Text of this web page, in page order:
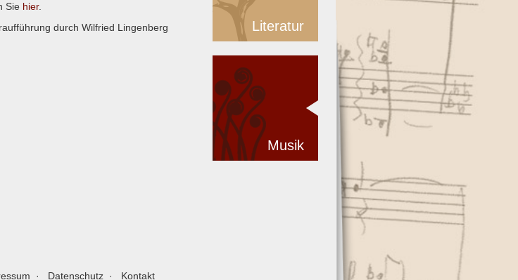
Sie hier.
durch Wilfried Lingenberg
Literatur
Musik
Datenschutz Kontakt